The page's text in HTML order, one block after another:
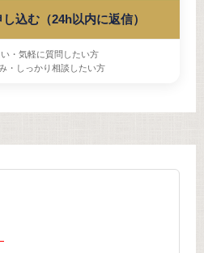
込む（24h以内に返信）
・気軽に質問したい方
・しっかり相談したい方